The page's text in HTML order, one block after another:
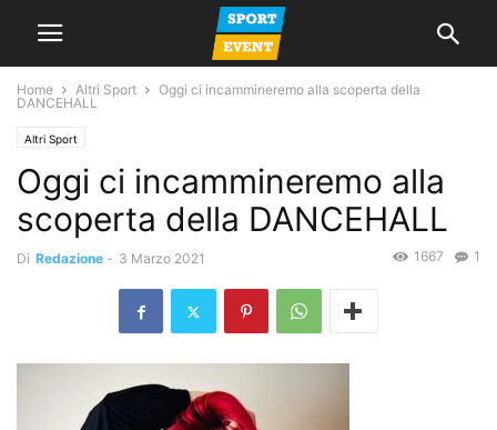
Home Altri Sport
Oggi ci incammineremo alla scoperta della
DANCEHALL
Altri Sport
Oggi ci incammineremo alla
scoperta della DANCEHALL
Di Redazione - 3 Marzo 2021 1
1667